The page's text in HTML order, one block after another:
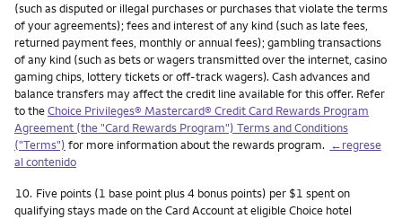
(such as disputed or illegal purchases or purchases that violate the terms
of your agreements); fees and interest of any kind (such as late fees,
returned payment fees, monthly or annual fees); gambling transactions
of any kind (such as bets or wagers transmitted over the internet, casino
gaming chips, lottery tickets or off-track wagers). Cash advances and
balance transfers may affect the credit line available for this offer. Refer
to theChoice Privileges® Mastercard® Credit Card Rewards Program
Agreement (the "Card Rewards Program") Terms and Conditions
("Terms") for more information about the rewards program. ←regrese
al contenido
Nota
10. Five points (1 base point plus 4 bonus points) per $1 spent on
qualifying stays made on the Card Account at eligible Choice hotel